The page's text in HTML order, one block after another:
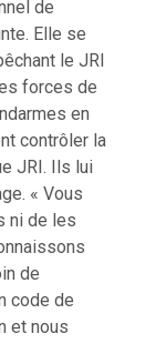
de
Elle se
le JRI
forces de
en
contrôler la
JRI. Ils lui
« Vous
ni de les
de
code de
et nous